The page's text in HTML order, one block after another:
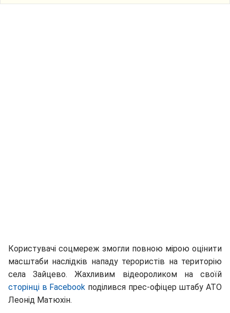
Користувачі соцмереж змогли повною мірою оцінити
масштаби наслідкiв нападу терористів на територію
села Зайцево. Жахливим відеороликом на своїй
сторінці в Facebook подiлився прес-офіцер штабу АТО
Леонід Матюхін.